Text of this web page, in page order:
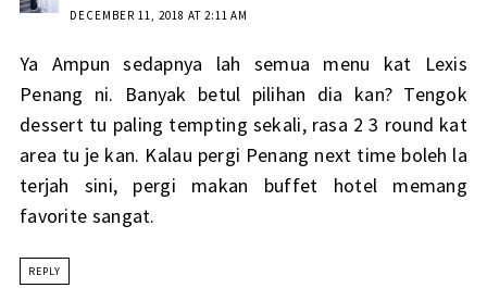
DECEMBER 11, 2018 AT 2:11 AM
Ya Ampun sedapnya lah semua menu kat Lexis
Penang ni. Banyak betul pilihan dia kan? Tengok
dessert tu paling tempting sekali, rasa 2 3 round kat
area tu je kan. Kalau pergi Penang next time boleh la
terjah sini, pergi makan buffet hotel memang
favorite sangat.
REPLY